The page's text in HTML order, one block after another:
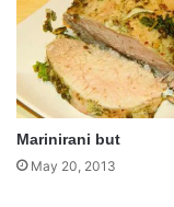
Marinirani but
May 20, 2013